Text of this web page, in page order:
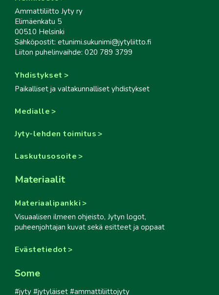
Ammattiliitto Jyty ry
Elimäenkatu 5
00510 Helsinki
Sähköpostit: etunimi.sukunimi@jytyliitto.fi
Liiton puhelinvaihde: 020 789 3799
Yhdistykset
Paikalliset ja valtakunnalliset yhdistykset
Medialle
Jyty-lehden toimitus
Laskutusosoite
Materiaalit
Materiaalipankki
Visuaalisen ilmeen ohjeisto, Jytyn logot,
puheenjohtajan kuvat sekä esitteet ja oppaat
Evästetiedot
Some
#jyty #jytyläiset #ammattiliittojyty